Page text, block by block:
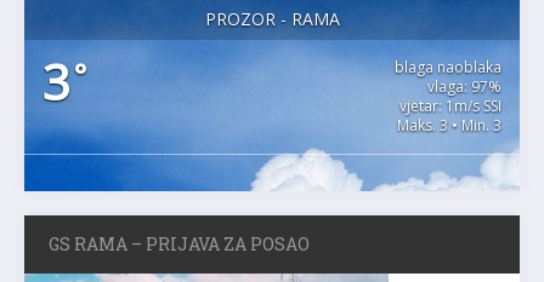
PROZOR - RAMA
3°
blaga naoblaka
vlaga: 97%
vjetar: 1m/s SSI
Maks. 3 • Min. 3
GS RAMA – PRIJAVA ZA POSAO